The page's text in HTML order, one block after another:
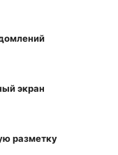
экран
разметку